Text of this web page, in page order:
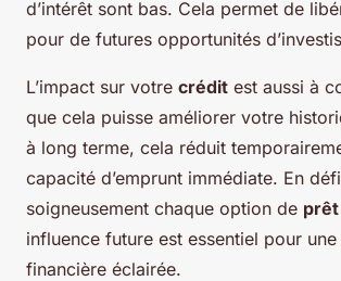
d’intérêt sont bas. Cela permet de
pour de futures opportunités
L’impact sur votre crédit est aussi à
que cela puisse améliorer votre
à long terme, cela réduit
capacité d’emprunt immédiate. En
soigneusement chaque option de prêt
influence future est essentiel pour
financière éclairée.